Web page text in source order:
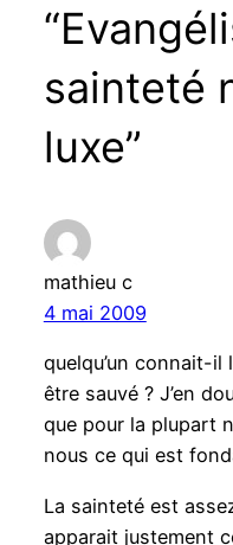
sainteté
luxe”
mathieu c
4 mai 2009
quelqu’un connait-
être sauvé ? J’en
que pour la plupart
nous ce qui est
La sainteté est
apparait justement